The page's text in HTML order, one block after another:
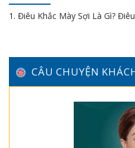
1. Điêu Khắc Mày Sợi Là Gì?
CÂU CHUYỆN